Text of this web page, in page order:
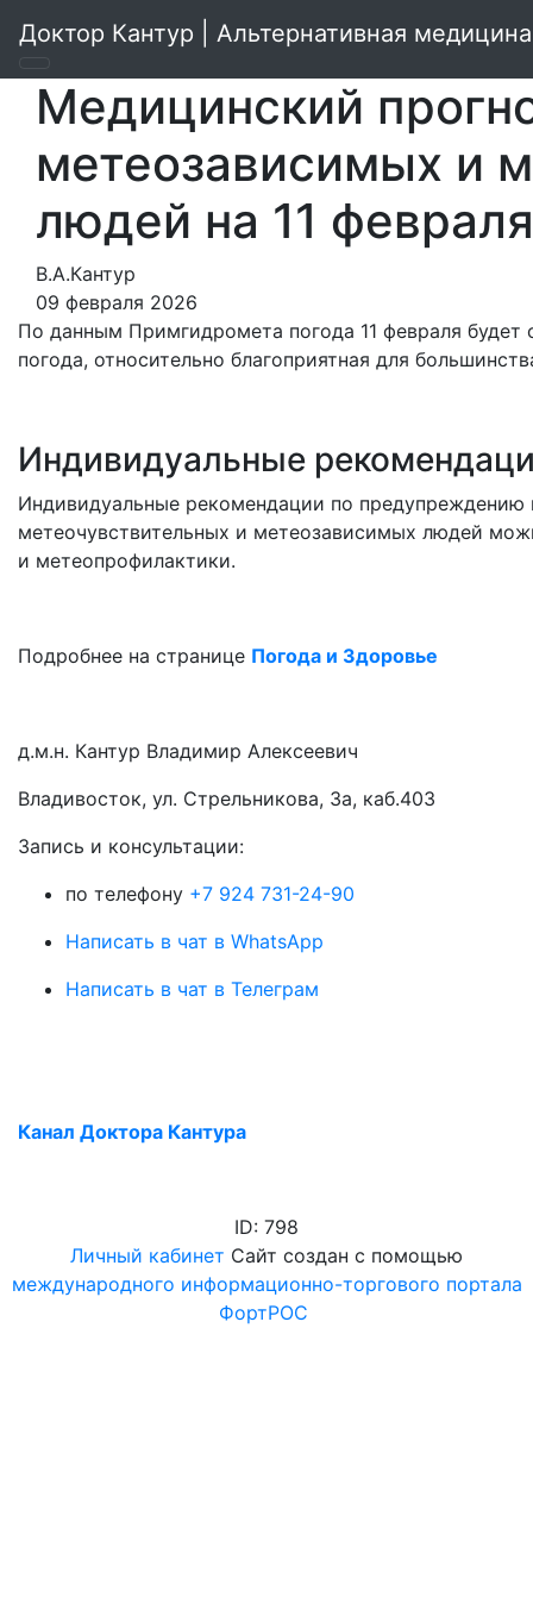
Доктор Кантур | Альтернативная медицина
Медицинский
метеозависимых и
людей на 11
В.А.Кантур
09 февраля 2026
По данным Примгидромета погода 11 февраля будет
погода, относительно благоприятная для
Индивидуальные
Индивидуальные рекомендации по предупреждению
метеочувствительных и метеозависимых людей
и метеопрофилактики.
Подробнее на странице Погода и Здоровье
д.м.н. Кантур Владимир Алексеевич
Владивосток, ул. Стрельникова, 3а, каб.403
3апись и консультации:
по телефону +7 924 731-24-90
Написать в чат в WhatsApp
Написать в чат в Телеграм
Канал Доктора Кантура
ID: 798
Личный кабинет Сайт создан с помощью
международного информационно-торгового портала
ФортРОС